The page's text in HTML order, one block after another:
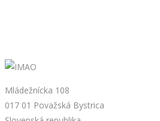
Mládežnícka 108
017 01 Považská Bystrica